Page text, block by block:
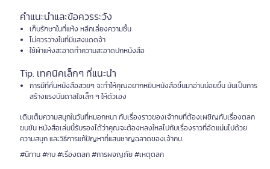
คำแนะนำและข้อควรระวัง
เก็บรักษาในที่แห้ง หลีกเลี่ยงความชื้น
ไม่ควรวางในที่มีแสงแดดจ้า
ใช้ผ้าแห้งสะอาดทำความสะอาดปกหนังสือ
Tip. เทคนิคเล็กๆ ที่แนะนำ
การมีที่คั่นหนังสือสวยๆ จะทำให้คุณอยากหยิบหนังสือขึ้นมาอ่านบ่อยขึ้น มันเป็นการ
สร้างแรงบันดาลใจเล็ก ๆ ให้ตัวเอง
เติมเต็มความสนุกในวันที่หมอกหนา กับเรื่องราวของเจ้ากบที่ต้องเผชิญกับเรื่องตลก
ขบขัน หนังสือเล่มนี้รับรองได้ว่าคุณจะต้องหลงใหลไปกับเรื่องราวที่อัดแน่นไปด้วย
ความสนุก และวิธีการแก้ปัญหาที่แสนชาญฉลาดของเจ้ากบ.
#นิทาน #กบ #เรื่องตลก #การผจญภัย #เหตุตลก